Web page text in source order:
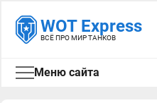
WOT Express
ВСЁ ПРО МИР ТАНКОВ
Меню сайта